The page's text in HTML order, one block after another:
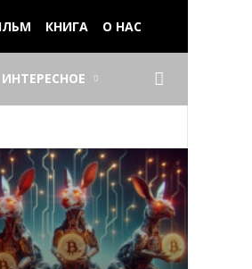
КНИГА О НАС
ИНТЕРЕСНОЕ